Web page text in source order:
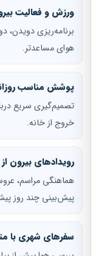
ورزش و فعالیت بیرونی
برنامه‌ریزی دویدن،
هوای مساعدتر.
پوشش مناسب روزانه
تصمیم‌گیری سریع
خروج از خانه.
رویدادهای بیرون از
هماهنگی مراسم، عروسی
پیش‌بینی چند روز پیش
سفرهای شهری با مترو